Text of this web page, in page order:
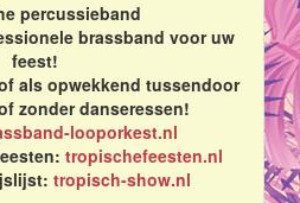
percussieband
brassband voor uw
feest!
als opwekkend tussendoor
zonder danseressen!
looporkest.nl
tropischefeesten.nl
tropisch-show.nl